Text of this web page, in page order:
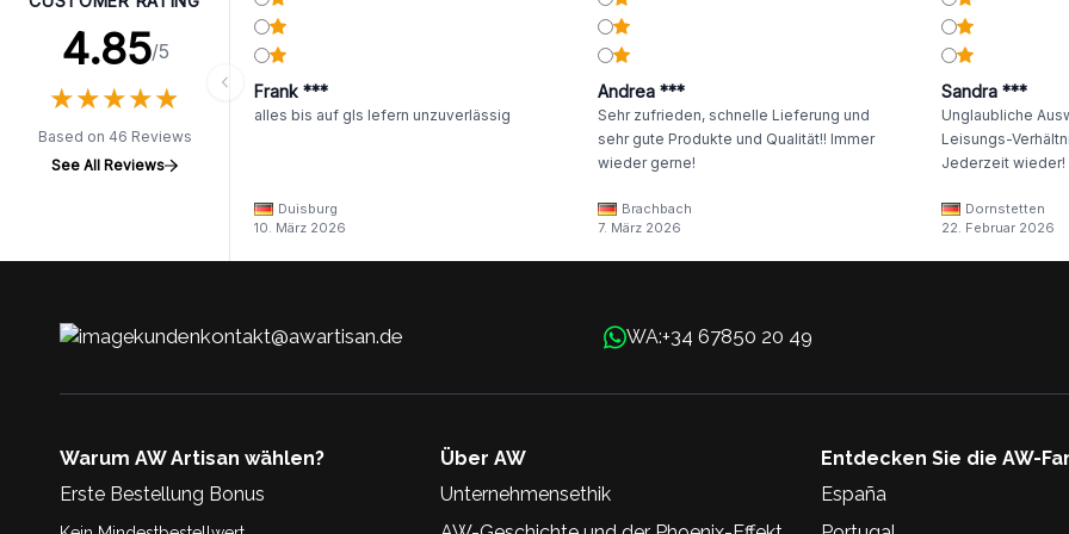
4.85/5
★★★★★
★★★★★
Based on 46 Reviews
See All Reviews
Frank ***
alles bis auf gls lefern unzuverlässig
Duisburg
10. März 2026
Andrea ***
Sehr zufrieden, schnelle Lieferung und
sehr gute Produkte und Qualität!! Immer
wieder gerne!
Brachbach
7. März 2026
Sandra ***
Unglaubliche
Leisungs-
Jederzeit wieder!
Dornstetten
22. Februar 2026
kundenkontakt@awartisan.de WA:+34 67850 20 49
Warum AW Artisan wählen?
Erste Bestellung Bonus
Über AW
Unternehmensethik
Entdecken Sie die AW-
España